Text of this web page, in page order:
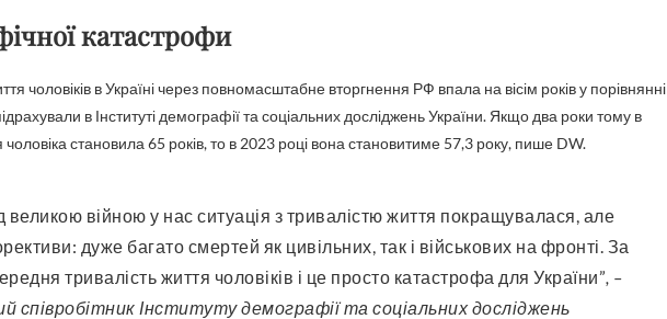
катастрофи
чоловіків в Україні через повномасштабне вторгнення РФ впала на вісім років у порівнянні
в Інституті демографії та соціальних досліджень України. Якщо два роки тому в
чоловіка становила 65 років, то в 2023 році вона становитиме 57,3 року, пише DW.
дуже багато смертей як цивільних, так і військових на фронті. За
тривалість життя чоловіків і це просто катастрофа для України”, –
співробітник Інституту демографії та соціальних досліджень